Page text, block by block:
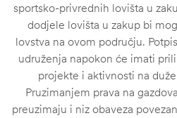
sportsko-privrednih lovišta u
dodjele lovišta u zakup bi
lovstva na ovom području.
udruženja napokon će imati
projekte i aktivnosti na
Pruzimanjem prava na
preuzimaju i niz obaveza